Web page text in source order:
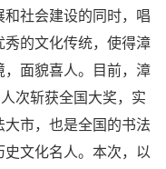
社会建设的同时，唱
的文化传统，使得漳
面貌喜人。目前，漳
次斩获全国大奖，实
市，也是全国的书法
文化名人。本次，以